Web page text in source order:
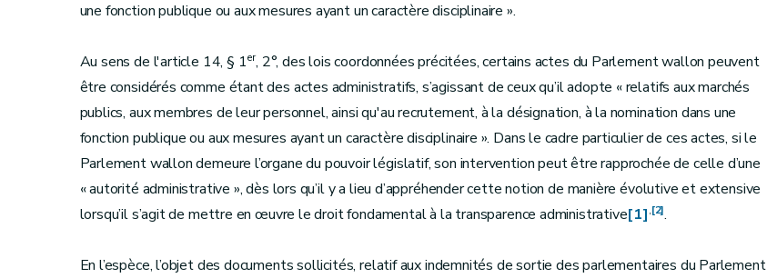
une fonction publique ou aux mesures ayant un caractère disciplinaire ».
Au sens de l'article 14, § 1er, 2°, des lois coordonnées précitées, certains actes du Parlement wallon peuvent
être considérés comme étant des actes administratifs, s’agissant de ceux qu’il adopte « relatifs aux marchés
publics, aux membres de leur personnel, ainsi qu'au recrutement, à la désignation, à la nomination dans une
fonction publique ou aux mesures ayant un caractère disciplinaire ». Dans le cadre particulier de ces actes, si le
Parlement wallon demeure l’organe du pouvoir législatif, son intervention peut être rapprochée de celle d’une
« autorité administrative », dès lors qu’il y a lieu d’appréhender cette notion de manière évolutive et extensive
lorsqu’il s’agit de mettre en œuvre le droit fondamental à la transparence administrative[1],[2].
En l’espèce, l’objet des documents sollicités, relatif aux indemnités de sortie des parlementaires du Parlement